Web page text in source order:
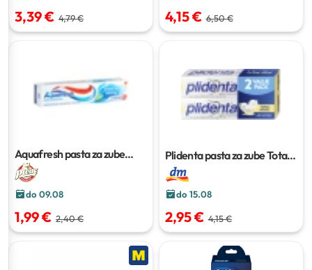
3,39 € 4,79 € 4,15 € 6,50 €
Aquafresh pasta za zube
100ml
do 09.08
1,99 € 2,40 €
Plidenta pasta za zube Total
White
do 15.08
2,95 € 4,15 €